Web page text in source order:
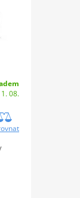
08.